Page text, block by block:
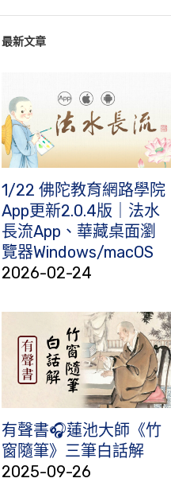
最新文章
1/22 佛陀教育網路學院
App更新2.0.4版｜法水
長流App、華藏桌面瀏
覽器Windows/macOS
2026-02-24
有聲書🎧蓮池大師《竹
窗隨筆》三筆白話解
2025-09-26